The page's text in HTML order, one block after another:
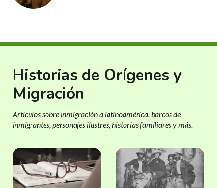
Historias de Orígenes y
Migración
Artículos sobre inmigración a latinoamérica, barcos de
inmigrantes, personajes ilustres, historias familiares y más.